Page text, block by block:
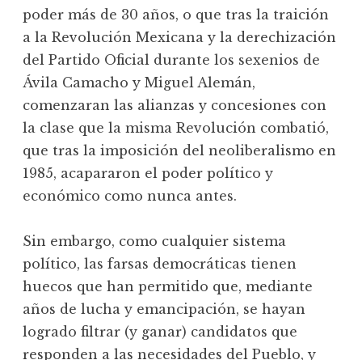
poder más de 30 años, o que tras la traición
a la Revolución Mexicana y la derechización
del Partido Oficial durante los sexenios de
Ávila Camacho y Miguel Alemán,
comenzaran las alianzas y concesiones con
la clase que la misma Revolución combatió,
que tras la imposición del neoliberalismo en
1985, acapararon el poder político y
económico como nunca antes.
Sin embargo, como cualquier sistema
político, las farsas democráticas tienen
huecos que han permitido que, mediante
años de lucha y emancipación, se hayan
logrado filtrar (y ganar) candidatos que
responden a las necesidades del Pueblo, y